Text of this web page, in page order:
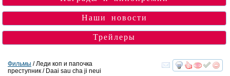
Наши новости
Трейлеры
смотреть
Фильмы / Леди коп и папочка
преступник / Daai sau cha ji neui